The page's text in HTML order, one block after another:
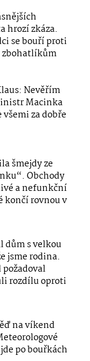
hrozí zkáza.
se bouří proti
Nevěřím
Macinka
všemi za dobře
šmejdy ze
Obchody
a nefunkční
končí rovnou v
dům s velkou
jsme rodina.
rozdílu oproti
na víkend
po bouřkách